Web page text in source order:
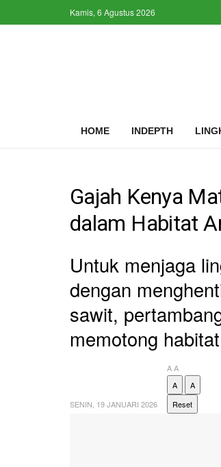
Kamis, 6 Agustus 2026
HOME INDEPTH
Gajah Kenya
dalam Habitat
Untuk menjaga
dengan
sawit,
memotong
SENIN, 19 JANUARI 2026
AA
A
A
Reset